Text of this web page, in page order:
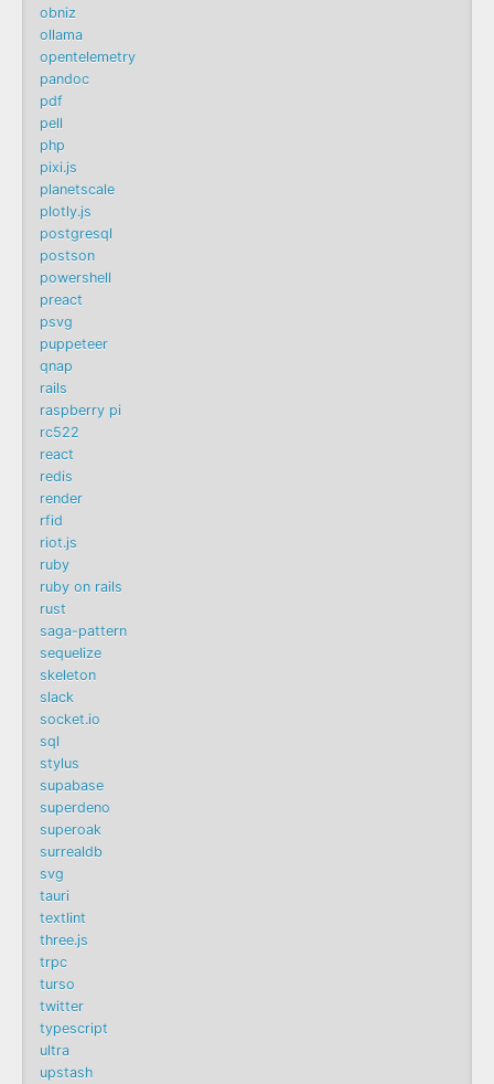
obniz
ollama
opentelemetry
pandoc
pdf
pell
php
pixi.js
planetscale
plotly.js
postgresql
postson
powershell
preact
psvg
puppeteer
qnap
rails
raspberry pi
rc522
react
redis
render
rfid
riot.js
ruby
ruby on rails
rust
saga-pattern
sequelize
skeleton
slack
socket.io
sql
stylus
supabase
superdeno
superoak
surrealdb
svg
tauri
textlint
three.js
trpc
turso
twitter
typescript
ultra
upstash